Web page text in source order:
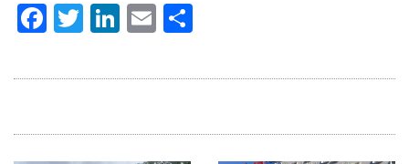
Facebook
Twitter
LinkedIn
Email